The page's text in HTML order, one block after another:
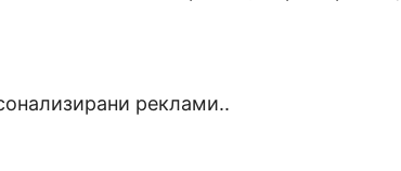
реклами..